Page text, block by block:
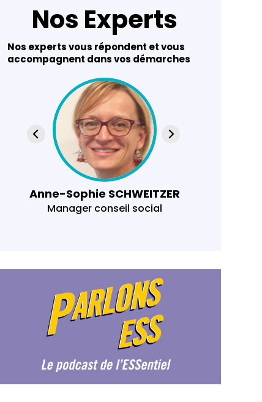
Nos Experts
Nos experts vous répondent et vous
accompagnent dans vos démarches
Anne-Sophie SCHWEITZER
Manager conseil social